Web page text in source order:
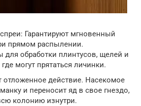
Гарантируют мгновенный
прямом распылении.
обработки плинтусов, щелей и
где могут прятаться личинки.
отложенное действие. Насекомое
и переносит яд в свое гнездо,
колонию изнутри.